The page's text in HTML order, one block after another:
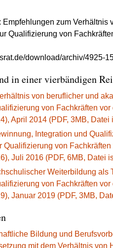
Empfehlungen zum
Qualifizierung von
download/archiv/4925-
in einer vierbändigen
von beruflicher und
von Fachkräften
April 2014 (PDF, 3MB, Datei
Integration und
Qualifizierung von
Juli 2016 (PDF, 6MB, Datei
Weiterbildung
von Fachkräften
Januar 2019 (PDF, 3MB,
Bildung und
mit dem Verhältnis